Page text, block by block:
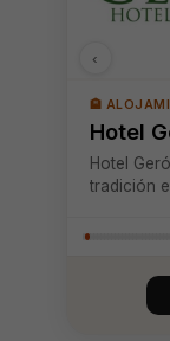
🏨
Hotel
Hotel
tradición
que
‹